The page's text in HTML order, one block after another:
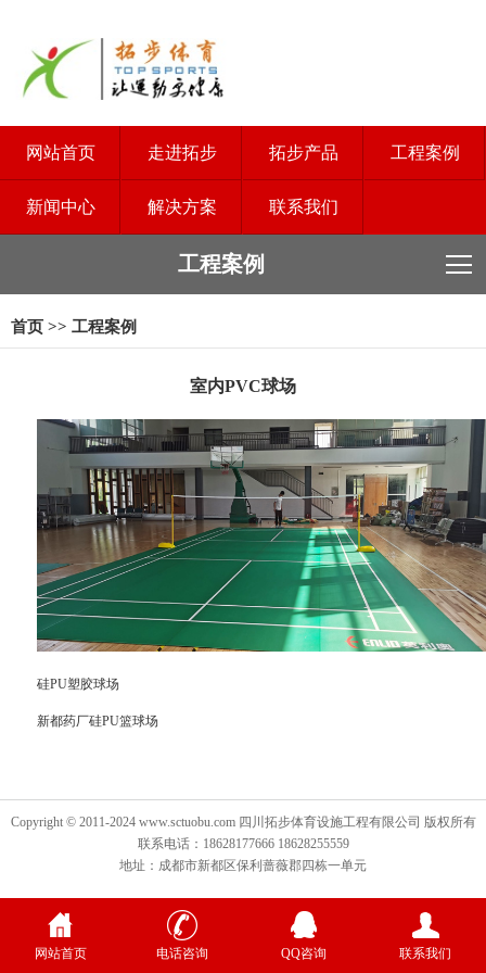
网站首页 走进拓步 拓步产品 工程案例
新闻中心 解决方案 联系我们
工程案例
首页 >> 工程案例
室内PVC球场
硅PU塑胶球场
新都药厂硅PU篮球场
Copyright © 2011-2024 www.sctuobu.com 四川拓步体育设施工程有限公司 版权所有
联系电话：18628177666 18628255559
地址：成都市新都区保利蔷薇郡四栋一单元
网站首页 电话咨询 QQ咨询 联系我们